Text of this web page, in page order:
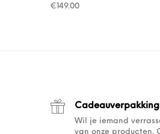
€149.00
Cadeauverpakking
Wil je iemand
van onze producten.